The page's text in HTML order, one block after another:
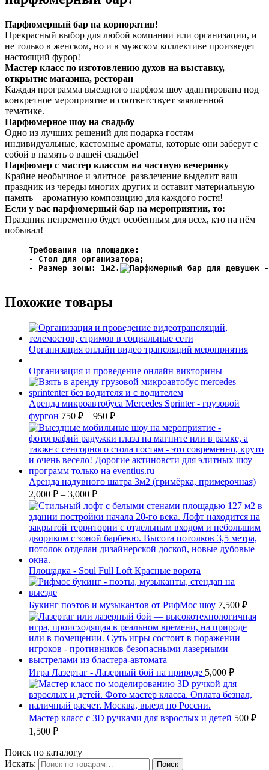
Парфюмерный бар на корпоратив!
Прекрасный выбор для любой компании или организации, и
не только в женском, но и в мужском коллективе произведет
настоящий фурор!
Мастер класс по изготовлению духов на выставку,
открытие магазина, ресторан
Каждая программа выездного парфюм шоу адаптирована под
конкретное мероприятие и соответствует заявленной
тематике.
Парфюмерное шоу на свадьбу
Одно из лучших решений для подарка гостям –
индивидуальные, кастомные ароматы, которые они заберут с
собой в память о вашей свадьбе!
Парфюмер с мастер классом на частную вечеринку
Крайне необычное и элитное развлечение выделит ваш
праздник из череды многих других и оставит материальную
память – ароматную композицию для каждого гостя!
Если у вас парфюмерный бар на мероприятии, то:
Праздник непременно будет особенным для всех, кто на нём
побывал!
Требования на площадке:
- Стол для организатора;
- Размер зоны: 1м2.
Похожие товары
Организация онлайн видео трансляций мероприятия
Организация и проведение онлайн викторины
Аренда микроавтобуса Mercedes Sprinter - грузовой
фургон 750 ₽ – 950 ₽
Аренда надувного шатра 3м2 (гримёрка, примерочная)
2,000 ₽ – 3,000 ₽
Площадка - Soul Full Loft Красные ворота
Букинг поэтов и музыкантов от РифМос шоу 7,500 ₽
Игра Лазертаг - Лазерный бой на природе 5,000 ₽
Мастер класс с 3D ручками для взрослых и детей 500 ₽ –
1,500 ₽
Поиск по каталогу
Искать:
Поиск